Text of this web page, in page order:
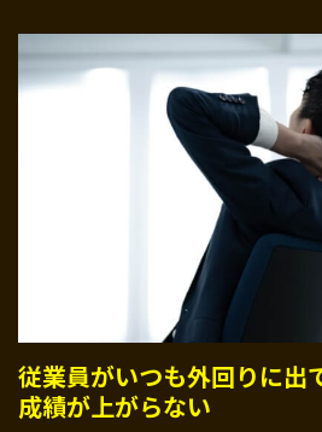
従業員がいつも外回りに出
成績が上がらない